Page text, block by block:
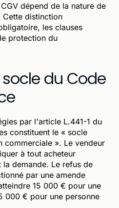
dépend de la nature de
Cette distinction
les clauses
protection du
socle du Code
par l'article L.441-1 du
constituent le « socle
commerciale ». Le vendeur
à tout acheteur
demande. Le refus de
par une amende
15 000 € pour une
000 € pour une personne